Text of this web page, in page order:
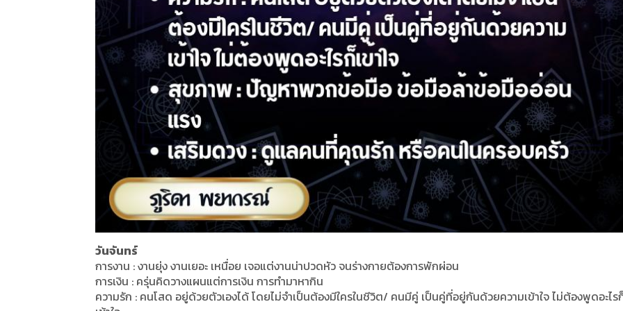
วันจันทร์
การงาน : งานยุ่ง งานเยอะ เหนื่อย เจอแต่งานน่าปวดหัว จนร่างกายต้องการพักผ่อน
การเงิน : ครุ่นคิดวางแผนแต่การเงิน การทำมาหากิน
ความรัก : คนโสด อยู่ด้วยตัวเองได้ โดยไม่จำเป็นต้องมีใครในชีวิต/ คนมีคู่ เป็นคู่ที่อยู่กันด้วยความเข้าใจ ไม่ต้องพูดอะไร